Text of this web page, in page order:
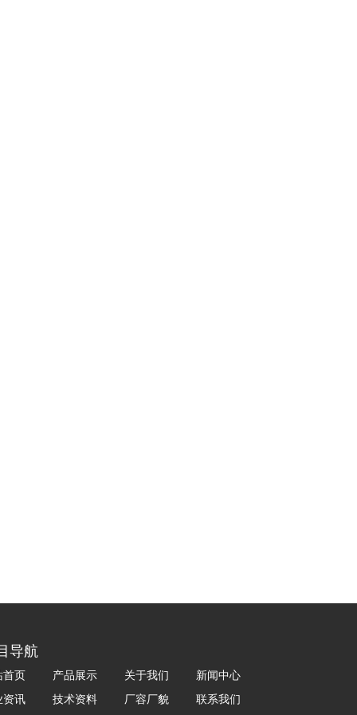
导航
首页 产品展示 关于我们
新闻中心
资讯
技术资料 厂容厂貌 联系我们